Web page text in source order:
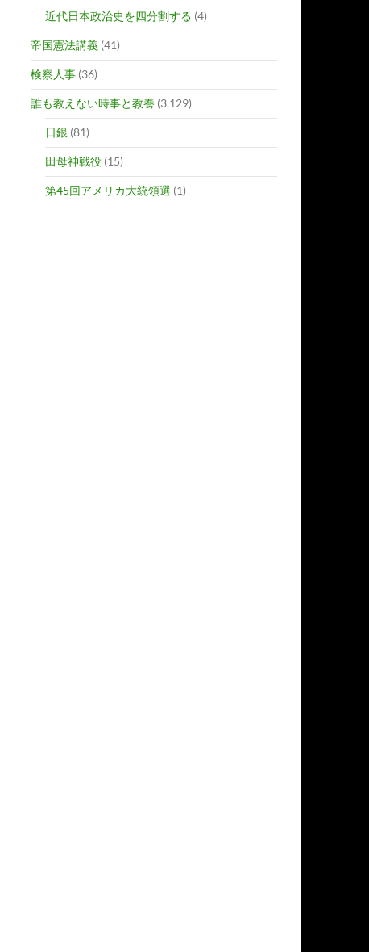
近代日本政治史を四分割する (4)
帝国憲法講義 (41)
検察人事 (36)
誰も教えない時事と教養 (3,129)
日銀 (81)
田母神戦役 (15)
第45回アメリカ大統領選 (1)